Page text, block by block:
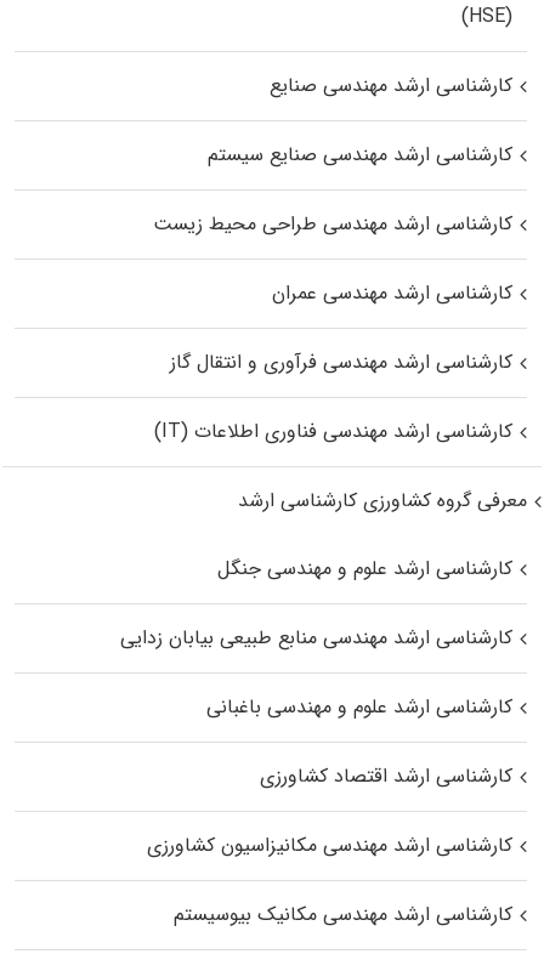
(HSE)
کارشناسی ارشد مهندسی صنایع
کارشناسی ارشد مهندسی صنایع سیستم
کارشناسی ارشد مهندسی طراحی محیط زیست
کارشناسی ارشد مهندسی عمران
کارشناسی ارشد مهندسی فرآوری و انتقال گاز
کارشناسی ارشد مهندسی فناوری اطلاعات (IT)
معرفی گروه کشاورزی کارشناسی ارشد
کارشناسی ارشد علوم و مهندسی جنگل
کارشناسی ارشد مهندسی منابع طبیعی بیابان زدایی
کارشناسی ارشد علوم و مهندسی باغبانی
کارشناسی ارشد اقتصاد کشاورزی
کارشناسی ارشد مهندسی مکانیزاسیون کشاورزی
کارشناسی ارشد مهندسی مکانیک بیوسیستم